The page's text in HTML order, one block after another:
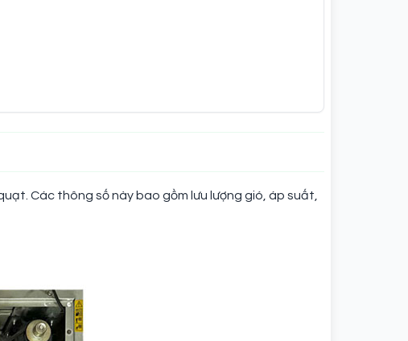
Các thông số này bao gồm lưu lượng gió, áp suất,